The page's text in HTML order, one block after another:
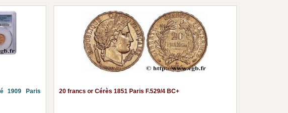
1909 Paris
20 francs or Cérès 1851 Paris F.529/4 BC+